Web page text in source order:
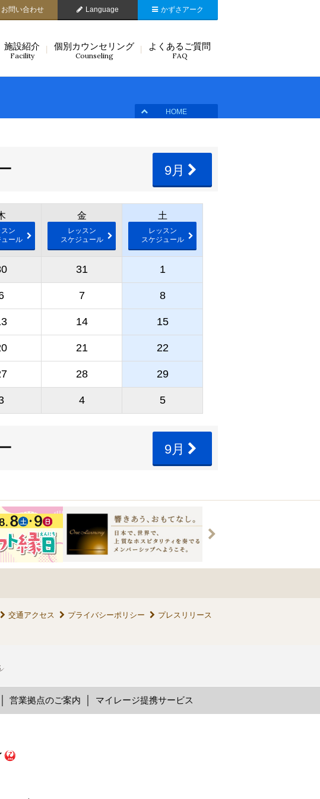
お問い合わせ Language かずさアーク
施設紹介
Facility
個別カウンセリング
Counseling
よくあるご質問
FAQ
HOME
9月
ン
ール
金
レッスン
スケジュール
土
レッスン
スケジュール
31 1
7 8
14 15
21 22
28 29
4 5
9月
交通アクセス プライバシーポリシー プレスリリース
営業拠点のご案内 マイレージ提携サービス